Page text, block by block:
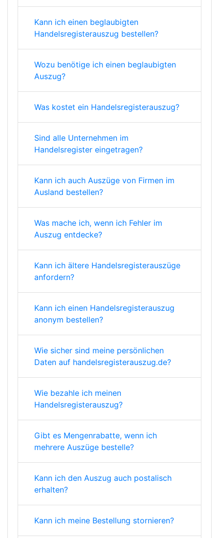
Kann ich einen beglaubigten
Handelsregisterauszug bestellen?
Wozu benötige ich einen beglaubigten
Auszug?
Was kostet ein Handelsregisterauszug?
Sind alle Unternehmen im
Handelsregister eingetragen?
Kann ich auch Auszüge von Firmen im
Ausland bestellen?
Was mache ich, wenn ich Fehler im
Auszug entdecke?
Kann ich ältere Handelsregisterauszüge
anfordern?
Kann ich einen Handelsregisterauszug
anonym bestellen?
Wie sicher sind meine persönlichen
Daten auf handelsregisterauszug.de?
Wie bezahle ich meinen
Handelsregisterauszug?
Gibt es Mengenrabatte, wenn ich
mehrere Auszüge bestelle?
Kann ich den Auszug auch postalisch
erhalten?
Kann ich meine Bestellung stornieren?